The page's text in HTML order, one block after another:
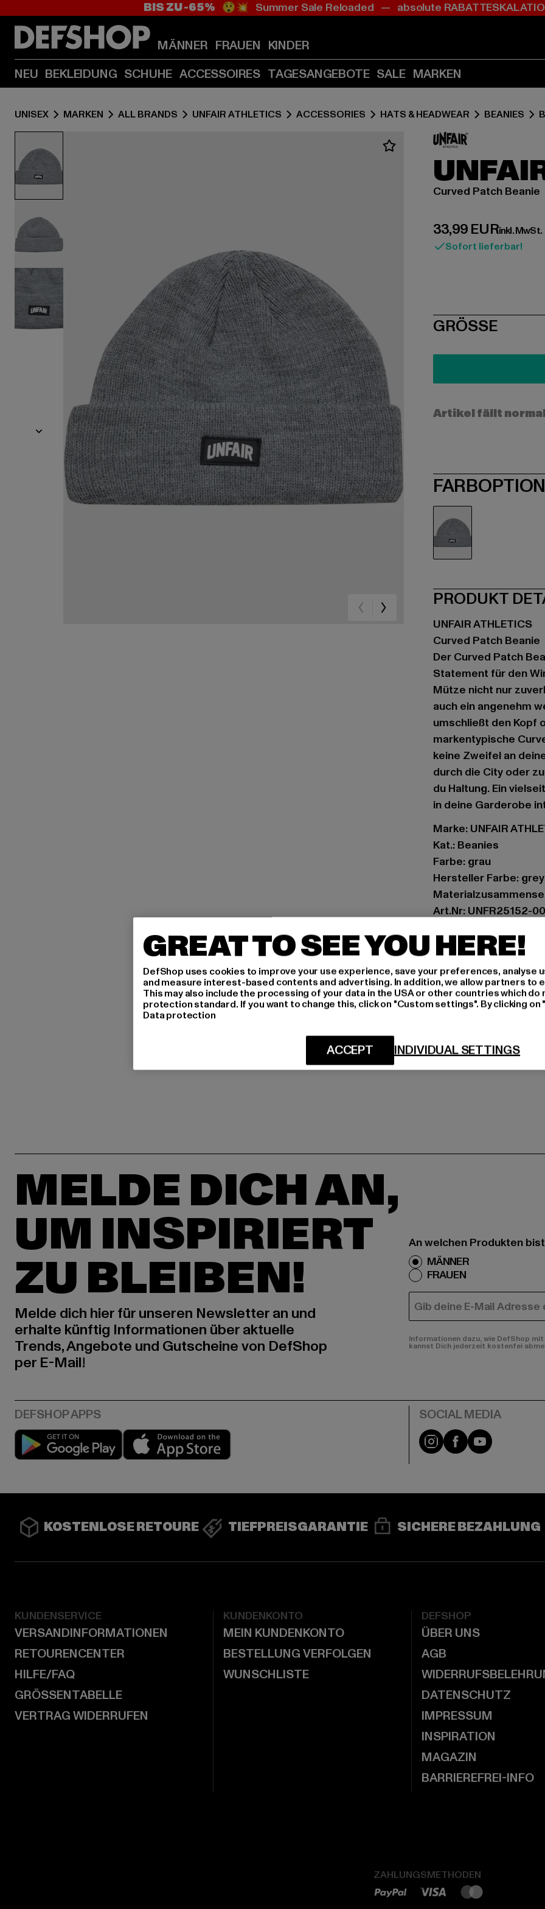
Zum
(Enter
drücken)
Zum
(Enter
drücken)
BIS ZU -65% 😲💥 Summer Sale Reloaded — absolute
MÄNNER FRAUEN KINDER
NEU BEKLEIDUNG SCHUHE ACCESSOIRES TAGESANGEBOTE SALE MARKEN
UNISEX MARKEN ALL BRANDS UNFAIR ATHLETICS ACCESSORIES HATS & HEADWEAR BEANIES
Curved Patch Beanie
33,99 EUR
Derzeitiger Preis:
inkl. MwSt.
Sofort lieferbar!
SIZE
GRÖSSE
Artikel fällt
PRODUKT
UNFAIR ATHLETICS
Curved Patch Beanie
Der Curved Patch
Statement für den
Mütze nicht nur
auch ein angenehm
umschließt den Kopf
markentypische
keine Zweifel an
durch die City oder
du Haltung. Ein
in deine Garderobe
Marke: UNFAIR
Kat.: Beanies
Farbe: grau
Hersteller Farbe:
Art.Nr: UNFR25152-
Hersteller: UTEX
Tulbeckstraße 32 |
GRÖSSE
LIEFERUNG &
MELDE DICH AN,
UM INSPIRIERT
ZU BLEIBEN!
Melde dich hier für unseren Newsletter an und
erhalte künftig Informationen über aktuelle
Trends, Angebote und Gutscheine von DefShop
per E-Mail!
An welchen Produkten
MÄNNER
FRAUEN
E-MAIL
Informationen dazu, wie DefShop
kannst Dich jederzeit kostenfei
Play market Instagram
FacebookYouTube
KOSTENLOSE RETOURE TIEFPREISGARANTIE SICHERE BEZAHLUNG
KUNDENSERVICE
VERSANDINFORMATIONEN
RETOURENCENTER
HILFE/FAQ
GRÖSSENTABELLE
VERTRAG WIDERRUFEN
KUNDENKONTO
MEIN KUNDENKONTO
BESTELLUNG VERFOLGEN
WUNSCHLISTE
DEFSHOP
ÜBER UNS
AGB
DATENSCHUTZ
IMPRESSUM
INSPIRATION
MAGAZIN
BARRIEREFREI-INFO
ZAHLUNGSMETHODEN
GREAT TO SEE YOU HERE!
DefShop uses cookies to improve your use experience, save your preferences, analyse
and measure interest-based contents and advertising. In addition, we allow partners to
This may also include the processing of your data in the USA or other countries which do
protection standard. If you want to change this, click on "Custom settings". By clicking
Data protection
INDIVIDUAL SETTINGS
ACCEPT